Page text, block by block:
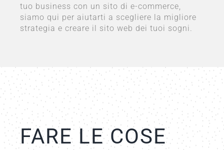
tuo business con un sito di e-commerce,
siamo qui per aiutarti a scegliere la migliore
strategia e creare il sito web dei tuoi sogni.
FARE LE COSE